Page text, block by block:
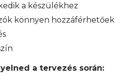
a készülékhez
könnyen hozzáférhetőek
a tervezés során: